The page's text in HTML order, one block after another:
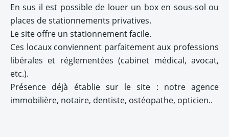
En sus il est possible de louer un box en sous-sol ou
places de stationnements privatives.
Le site offre un stationnement facile.
Ces locaux conviennent parfaitement aux professions
libérales et réglementées (cabinet médical, avocat,
etc.).
Présence déjà établie sur le site : notre agence
immobilière, notaire, dentiste, ostéopathe, opticien..